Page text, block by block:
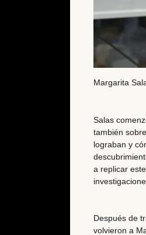
Margarita
Salas
también
lograban y
a replicar
Después de
volvieron a